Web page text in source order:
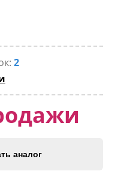
2
аналог